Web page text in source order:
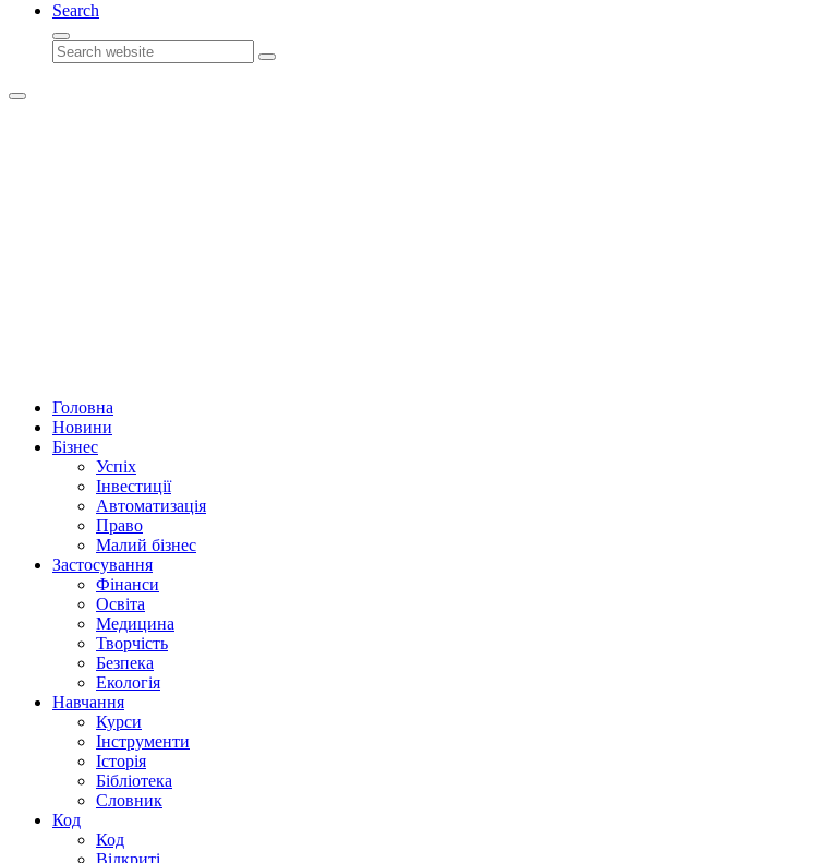
Search
Search
Головна
Новини
Бізнес
Успіх
Інвестиції
Автоматизація
Право
Малий бізнес
Застосування
Фінанси
Освіта
Медицина
Творчість
Безпека
Екологія
Навчання
Курси
Інструменти
Історія
Бібліотека
Словник
Код
Код
Відкриті